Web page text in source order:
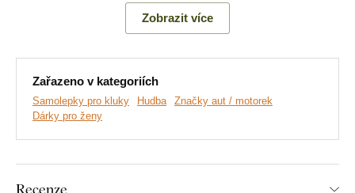
Hlavní výhody produktu:
Originální dárek pro motoristy
Jednoduchá montáž na stěnu
Dřevěný 3 mm silný materiál
Na výběr mnoho dekorů
Zobrazit více
Zařazeno v kategoriích
Samolepky pro kluky Hudba
Značky aut / motorek
Dárky pro ženy